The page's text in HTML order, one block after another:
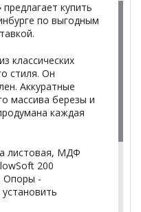
купить
по выгодным
классических
стиля. Он
Аккуратные
массива березы и
каждая
листовая, МДФ
200
Опоры -